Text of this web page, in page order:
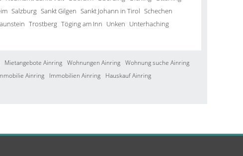
Salzburg Sankt Gilgen Sankt Johann in Tirol Schechen
Trostberg Töging am Inn Unken Unterhaching
Mietangebote Ainring Wohnungen Ainring Wohnung suche Ainring
Ainring Immobilien Ainring
Hauskauf Ainring